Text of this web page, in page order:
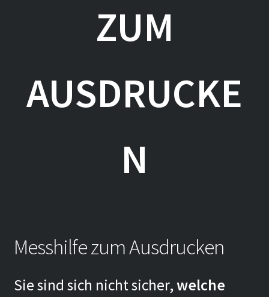
ZUM
AUSDRUCKE
N
Messhilfe zum Ausdrucken
Sie sind sich nicht sicher,welche